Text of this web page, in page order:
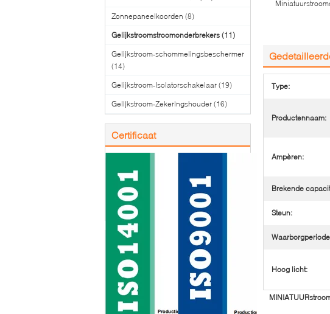
Zonnepaneelkoorden (8)
Gelijkstroomstroomonderbrekers (11)
Gelijkstroom-schommelingsbeschermer
(14)
Gelijkstroom-Isolatorschakelaar (19)
Gelijkstroom-Zekeringshouder (16)
Certificaat
Type:
Productennaam:
Ampèren:
Brekende
Steun:
Hoog licht: